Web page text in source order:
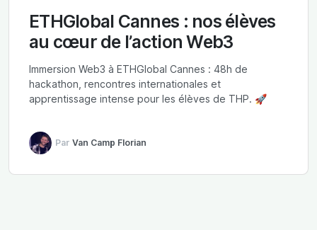
ETHGlobal Cannes : nos élèves
au cœur de l’action Web3
Immersion Web3 à ETHGlobal Cannes : 48h de
hackathon, rencontres internationales et
apprentissage intense pour les élèves de THP. 🚀
Par Van Camp Florian